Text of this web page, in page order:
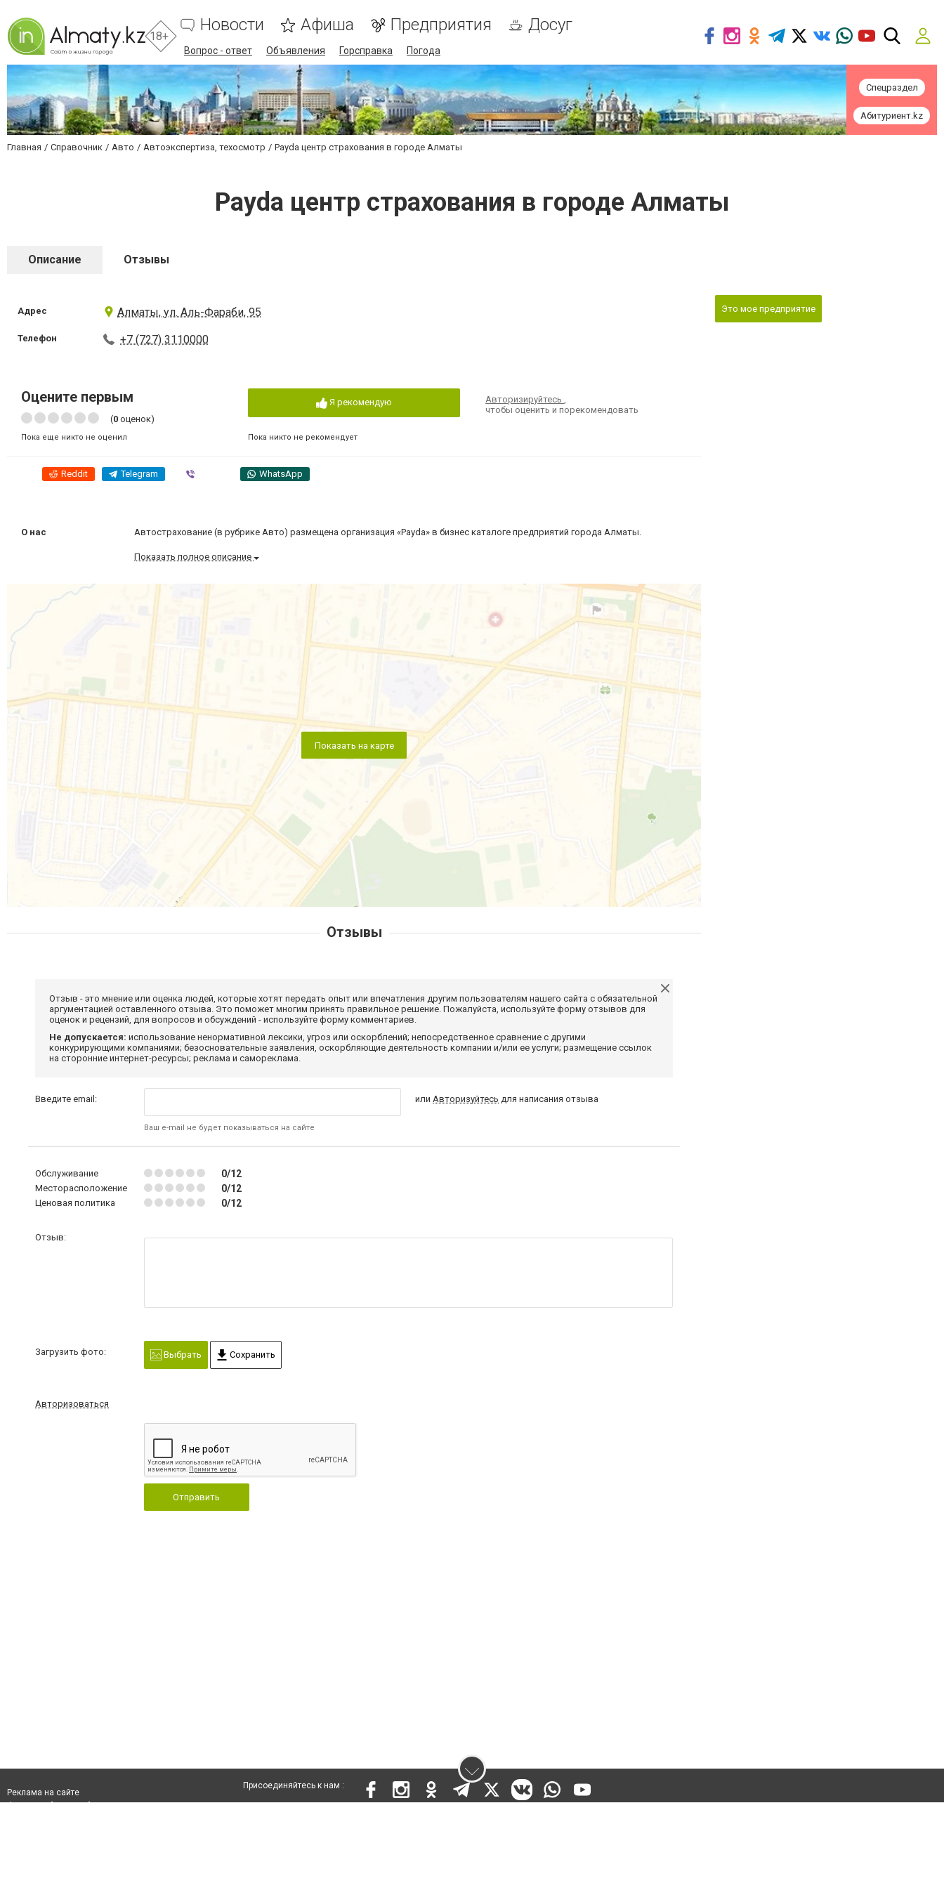
18+
Новости Афиша Предприятия Досуг
Вопрос - ответ Объявления Горсправка Погода
Спецраздел
Абитуриент.kz
Главная Справочник Авто Автоэкспертиза, техосмотр Payda центр страхования в городе Алматы
Payda центр страхования в городе Алматы
Описание Отзывы
Адрес Алматы, ул. Аль-Фараби, 95
Телефон +7 (727) 3110000
Оцените первым
(0 оценок)
Пока еще никто не оценил
Я рекомендую
Пока никто не рекомендует
Авторизируйтесь,
чтобы оценить и порекомендовать
Reddit Telegram WhatsApp
О нас Автострахование (в рубрике Авто) размещена организация «Payda» в бизнес каталоге предприятий города Алматы.
Показать полное описание
Показать на карте
Это мое предприятие
Отзывы
Отзыв - это мнение или оценка людей, которые хотят передать опыт или впечатления другим пользователям нашего сайта с обязательной
аргументацией оставленного отзыва. Это поможет многим принять правильное решение. Пожалуйста, используйте форму отзывов для
оценок и рецензий, для вопросов и обсуждений - используйте форму комментариев.
Не допускается: использование ненормативной лексики, угроз или оскорблений; непосредственное сравнение с другими
конкурирующими компаниями; безосновательные заявления, оскорбляющие деятельность компании и/или ее услуги; размещение ссылок
на сторонние интернет-ресурсы; реклама и самореклама.
Введите email:
Ваш e-mail не будет показываться на сайте
или Авторизуйтесь для написания отзыва
Обслуживание 0/12
Месторасположение 0/12
Ценовая политика 0/12
Отзыв:
Загрузить фото: Выбрать Сохранить
Авторизоваться
Отправить
Реклама на сайте
Присоединяйтесь к нам :